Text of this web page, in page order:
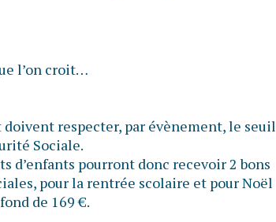
l’on croit…
doivent respecter, par évènement, le seuil
Sociale.
d’enfants pourront donc recevoir 2 bons
pour la rentrée scolaire et pour Noël
de 169 €.